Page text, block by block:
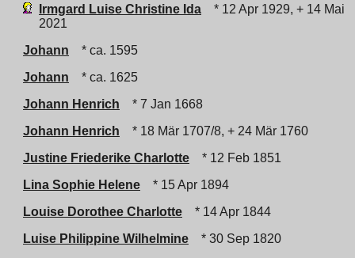
Irmgard Luise Christine Ida
* 12 Apr 1929, + 14 Mai
2021
Johann
* ca. 1595
Johann
* ca. 1625
Johann Henrich
* 7 Jan 1668
Johann Henrich
* 18 Mär 1707/8, + 24 Mär 1760
Justine Friederike Charlotte
* 12 Feb 1851
Lina Sophie Helene
* 15 Apr 1894
Louise Dorothee Charlotte
* 14 Apr 1844
Luise Philippine Wilhelmine
* 30 Sep 1820